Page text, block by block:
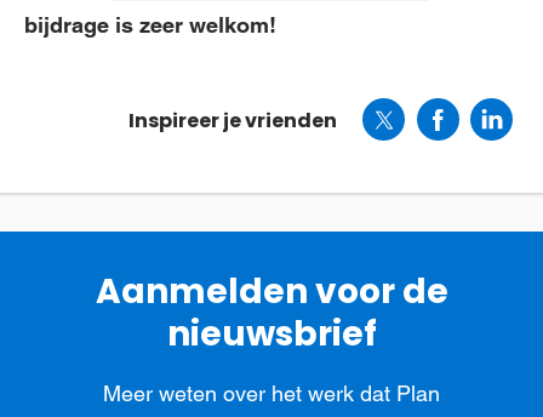
bijdrage is zeer welkom!
Inspireer je vrienden
Aanmelden voor de
nieuwsbrief
Meer weten over het werk dat Plan